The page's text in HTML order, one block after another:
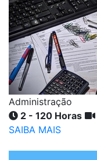
Administração
2 - 120 Horas
SAIBA MAIS